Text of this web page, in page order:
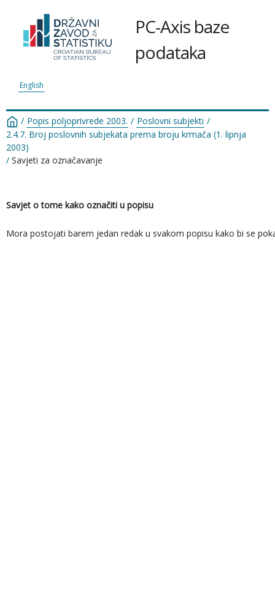
PC-Axis baze
podataka
English
/ Popis poljoprivrede 2003. / Poslovni subjekti /
2.4.7. Broj poslovnih subjekata prema broju krmača (1. lipnja
2003)
/ Savjeti za označavanje
Savjet o tome kako označiti u popisu
Mora postojati barem jedan redak u svakom popisu kako bi se